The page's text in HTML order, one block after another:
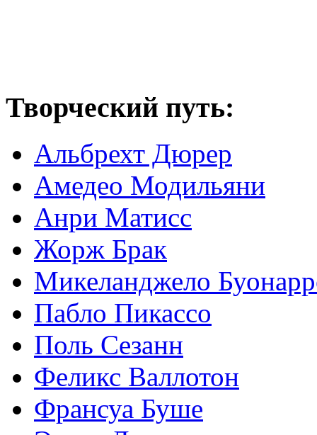
Творческий путь:
Альбрехт Дюрер
Амедео Модильяни
Анри Матисс
Жорж Брак
Микеланджело
Пабло Пикассо
Поль Сезанн
Феликс Валлотон
Франсуа Буше